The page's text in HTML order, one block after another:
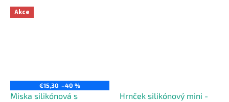
Akce
€15,30 –40 %
Miska silikónová s
Hrnček silikónový mini -